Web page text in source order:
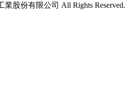
業股份有限公司 All Rights Reserved.